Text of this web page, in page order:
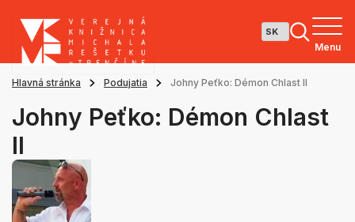
Menu
Hlavná stránka Podujatia Johny Peťko: Démon Chlast II
Johny Peťko: Démon Chlast
II